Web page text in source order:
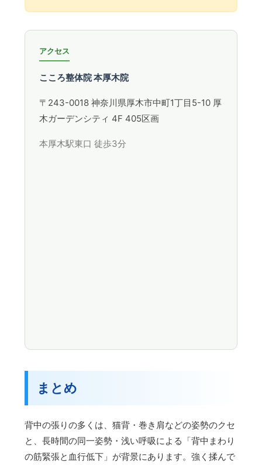
アクセス
こころ整体院 本厚木院
〒243-0018 神奈川県厚木市中町1丁目5-10 厚
木ガーデンシティ 4F 405区画
本厚木駅東口 徒歩3分
まとめ
背中の張りの多くは、猫背・巻き肩などの姿勢のクセ
と、長時間の同一姿勢・浅い呼吸による「背中まわり
の筋緊張と血行低下」が背景にあります。強く揉んで